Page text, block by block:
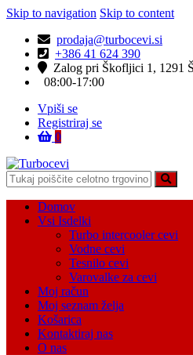
Skip to navigation Skip to content
prodaja@turbocevi.si
+386 41 624 390
Zalog pri Škofljici 1, 1291
08:00-17:00
Vpiši se
Registriraj se
0
Turbocevi
Turbo ideal – turbo cevi
Domov
Vsi Isdelki
Turbo intercooler cevi
Vodne cevi
Tesnilo cevi
Varovalke za cevi
Moj račun
Moj seznam želja
Košarica
Kontaktiraj nas
O nas